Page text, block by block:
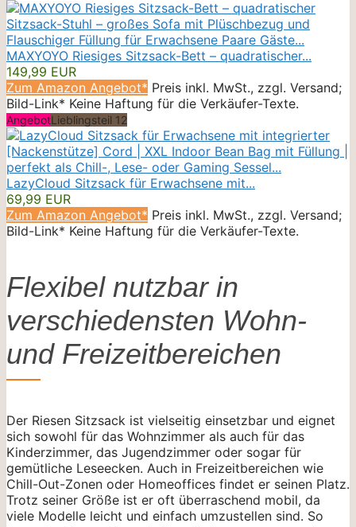
MAXYOYO Riesiges Sitzsack-Bett – quadratischer...
149,99 EUR
Zum Amazon Angebot* Preis inkl. MwSt., zzgl. Versand;
Bild-Link* Keine Haftung für die Verkäufer-Texte.
AngebotLieblingsteil 12
LazyCloud Sitzsack für Erwachsene mit...
69,99 EUR
Zum Amazon Angebot* Preis inkl. MwSt., zzgl. Versand;
Bild-Link* Keine Haftung für die Verkäufer-Texte.
Flexibel nutzbar in
verschiedensten Wohn-
und Freizeitbereichen
Der Riesen Sitzsack ist vielseitig einsetzbar und eignet
sich sowohl für das Wohnzimmer als auch für das
Kinderzimmer, das Jugendzimmer oder sogar für
gemütliche Leseecken. Auch in Freizeitbereichen wie
Chill-Out-Zonen oder Homeoffices findet er seinen Platz.
Trotz seiner Größe ist er oft überraschend mobil, da
viele Modelle leicht und einfach umzustellen sind. So